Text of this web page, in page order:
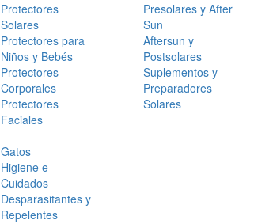
Protectores
Solares
Protectores para
Niños y Bebés
Protectores
Corporales
Protectores
Faciales
Presolares y After
Sun
Aftersun y
Postsolares
Suplementos y
Preparadores
Solares
Gatos
Higiene e
Cuidados
Desparasitantes y
Repelentes